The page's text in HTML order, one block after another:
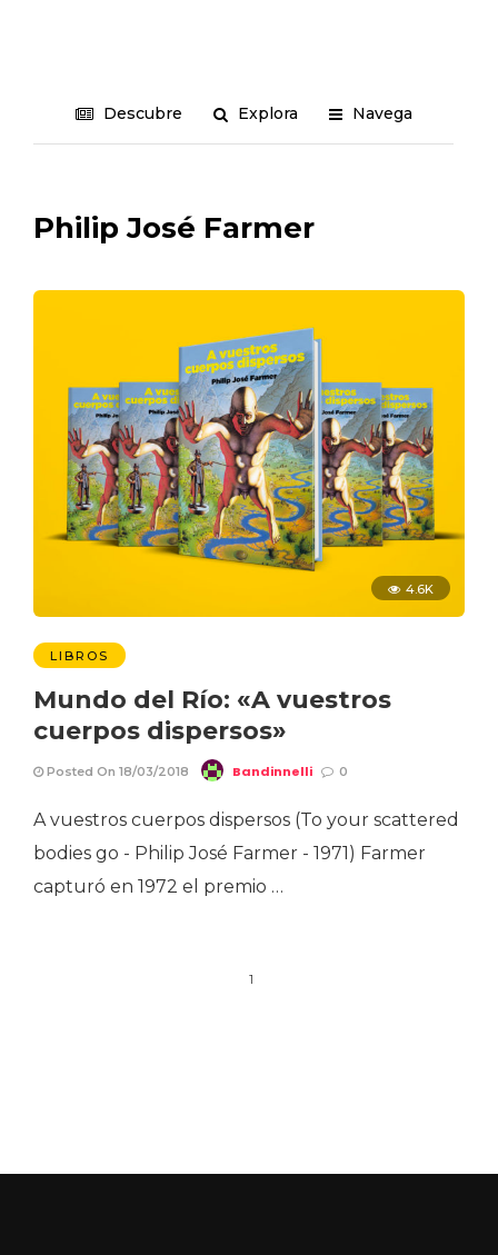
Descubre Explora Navega
Philip José Farmer
4.6K
LIBROS
Mundo del Río: «A vuestros
cuerpos dispersos»
Posted On 18/03/2018 Bandinnelli 0
A vuestros cuerpos dispersos (To your scattered
bodies go - Philip José Farmer - 1971) Farmer
capturó en 1972 el premio …
1